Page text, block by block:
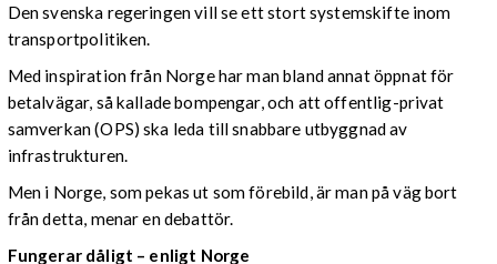
Den svenska regeringen vill se ett stort systemskifte inom
transportpolitiken.
Med inspiration från Norge har man bland annat öppnat för
betalvägar, så kallade bompengar, och att offentlig-privat
samverkan (OPS) ska leda till snabbare utbyggnad av
infrastrukturen.
Men i Norge, som pekas ut som förebild, är man på väg bort
från detta, menar en debattör.
Fungerar dåligt – enligt Norge